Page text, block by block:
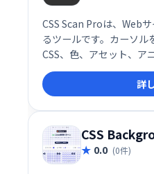
CSS Scan Proは、Web
るツールです。カーソル
CSS、色、アセット、ア
イズなどの情報が瞬時
ィターでコードを書かず
能。デザインの効率化
す。
詳
CSS
0.0 (0件)